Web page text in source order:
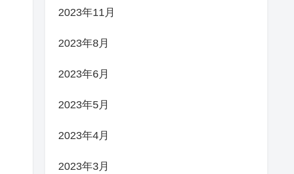
2023年11月
2023年8月
2023年6月
2023年5月
2023年4月
2023年3月